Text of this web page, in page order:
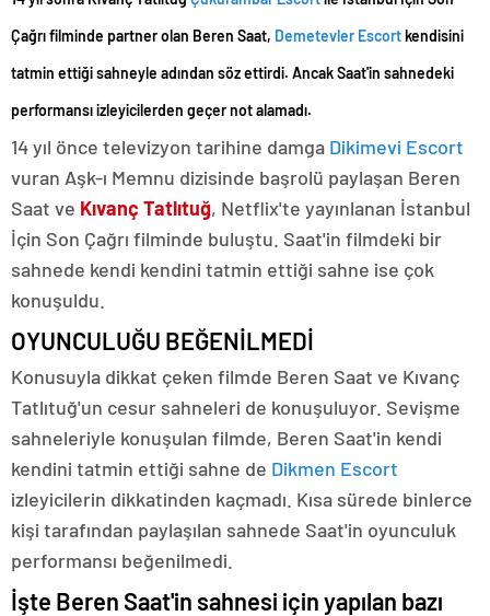
Çağrı filminde partner olan Beren Saat, Demetevler Escortkendisini
tatmin ettiği sahneyle adından söz ettirdi. Ancak Saat'in sahnedeki
performansı izleyicilerden geçer not alamadı.
14 yıl önce televizyon tarihine damga Dikimevi Escort
vuran Aşk-ı Memnu dizisinde başrolü paylaşan Beren
Saat ve Kıvanç Tatlıtuğ, Netflix'te yayınlanan İstanbul
İçin Son Çağrı filminde buluştu. Saat'in filmdeki bir
sahnede kendi kendini tatmin ettiği sahne ise çok
konuşuldu.
OYUNCULUĞU BEĞENİLMEDİ
Konusuyla dikkat çeken filmde Beren Saat ve Kıvanç
Tatlıtuğ'un cesur sahneleri de konuşuluyor. Sevişme
sahneleriyle konuşulan filmde, Beren Saat'in kendi
kendini tatmin ettiği sahne de Dikmen Escort
izleyicilerin dikkatinden kaçmadı. Kısa sürede binlerce
kişi tarafından paylaşılan sahnede Saat'in oyunculuk
performansı beğenilmedi.
İşte Beren Saat'in sahnesi için yapılan bazı